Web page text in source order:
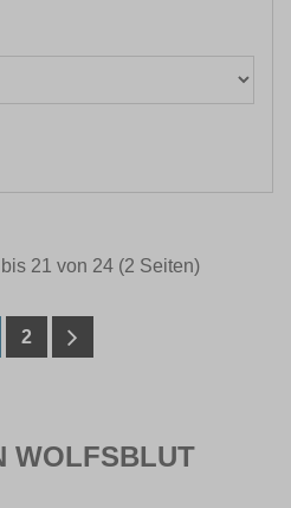
21 von 24 (2 Seiten)
2
WOLFSBLUT